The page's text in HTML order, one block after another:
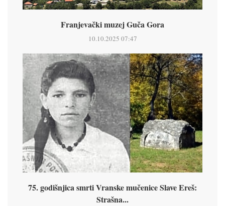
Franjevački muzej Guča Gora
10.10.2025 07:47
75. godišnjica smrti Vranske mučenice Slave Ereš:
Strašna...